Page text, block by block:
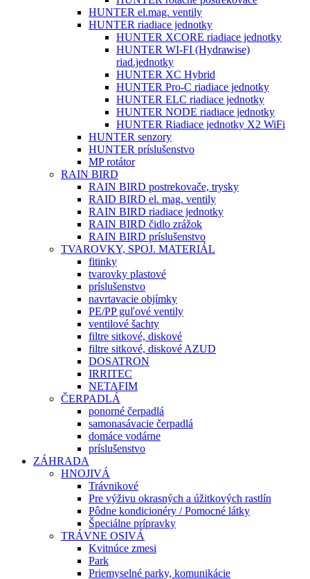
HUNTER el.mag. ventily
HUNTER riadiace jednotky
HUNTER XCORE riadiace jednotky
HUNTER WI-FI (Hydrawise)
riad.jednotky
HUNTER XC Hybrid
HUNTER Pro-C riadiace jednotky
HUNTER ELC riadiace jednotky
HUNTER NODE riadiace jednotky
HUNTER Riadiace jednotky X2 WiFi
HUNTER senzory
HUNTER príslušenstvo
MP rotátor
RAIN BIRD
RAIN BIRD postrekovače, trysky
RAID BIRD el. mag. ventily
RAIN BIRD riadiace jednotky
RAIN BIRD čidlo zrážok
RAIN BIRD príslušenstvo
TVAROVKY, SPOJ. MATERIÁL
fitinky
tvarovky plastové
príslušenstvo
navrtavacie objímky
PE/PP guľové ventily
ventilové šachty
filtre sitkové, diskové
filtre sitkové, diskové AZUD
DOSATRON
IRRITEC
NETAFIM
ČERPADLÁ
ponorné čerpadlá
samonasávacie čerpadlá
domáce vodárne
príslušenstvo
ZÁHRADA
HNOJIVÁ
Trávnikové
Pre výživu okrasných a úžitkových rastlín
Pôdne kondicionéry / Pomocné látky
Špeciálne prípravky
TRÁVNE OSIVÁ
Kvitnúce zmesi
Park
Priemyselné parky, komunikácie